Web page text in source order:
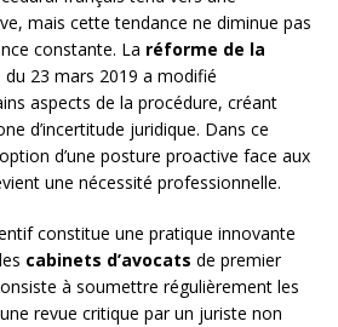
mais cette tendance ne diminue pas
constante. La réforme de la
23 mars 2019 a modifié
aspects de la procédure, créant
d’incertitude juridique. Dans ce
d’une posture proactive face aux
une nécessité professionnelle.
constitue une pratique innovante
cabinets d’avocats de premier
à soumettre régulièrement les
revue critique par un juriste non